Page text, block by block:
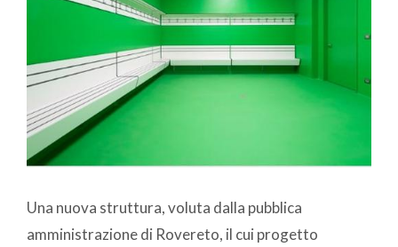
Una nuova struttura, voluta dalla pubblica
amministrazione di Rovereto, il cui progetto